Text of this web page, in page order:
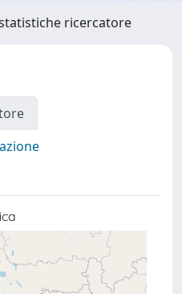
ricercatore